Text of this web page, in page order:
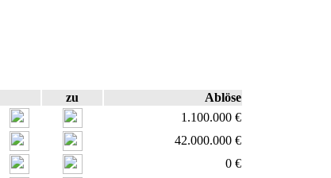
zu
Ablöse
1.100.000 €
42.000.000 €
0 €